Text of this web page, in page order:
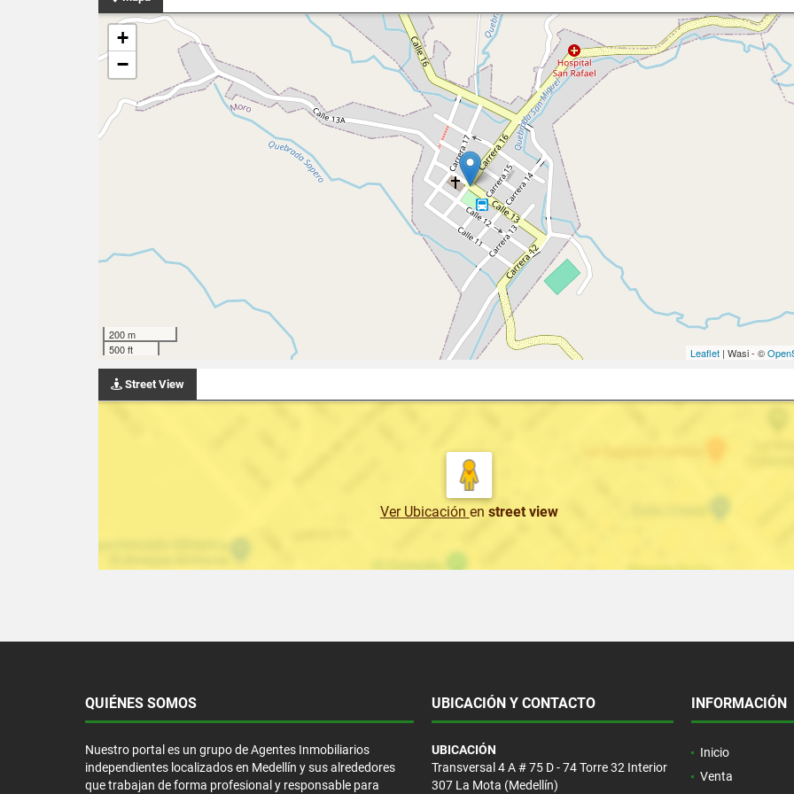
+
−
200 m
500 ft
Leaflet| Wasi - ©
Street View
Ver Ubicación en street view
QUIÉNES SOMOS
Nuestro portal es un grupo de Agentes Inmobiliarios
independientes localizados en Medellín y sus alrededores
que trabajan de forma profesional y responsable para
UBICACIÓN Y CONTACTO
UBICACIÓN
Transversal 4 A # 75 D - 74 Torre 32 Interior
307 La Mota (Medellín)
INFORMACIÓN
Inicio
Venta